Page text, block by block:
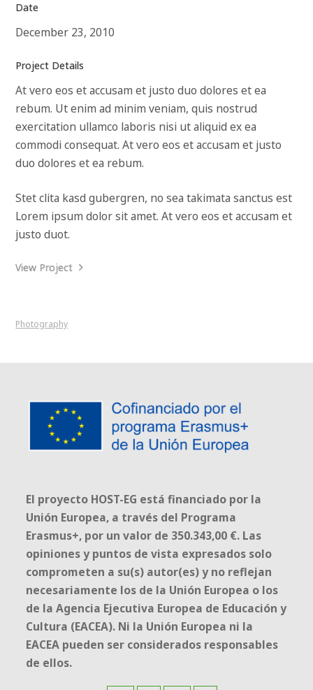
Date
December 23, 2010
Project Details
At vero eos et accusam et justo duo dolores et ea
rebum. Ut enim ad minim veniam, quis nostrud
exercitation ullamco laboris nisi ut aliquid ex ea
commodi consequat. At vero eos et accusam et justo
duo dolores et ea rebum.
Stet clita kasd gubergren, no sea takimata sanctus est
Lorem ipsum dolor sit amet. At vero eos et accusam et
justo duot.
View Project
Photography
El proyecto HOST-EG está financiado por la
Unión Europea, a través del Programa
Erasmus+, por un valor de 350.343,00 €. Las
opiniones y puntos de vista expresados solo
comprometen a su(s) autor(es) y no reflejan
necesariamente los de la Unión Europea o los
de la Agencia Ejecutiva Europea de Educación y
Cultura (EACEA). Ni la Unión Europea ni la
EACEA pueden ser considerados responsables
de ellos.